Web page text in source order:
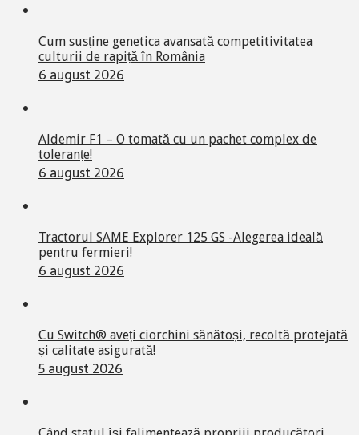
Cum susține genetica avansată competitivitatea
culturii de rapiță în România
6 august 2026
Aldemir F1 – O tomată cu un pachet complex de
toleranțe!
6 august 2026
Tractorul SAME Explorer 125 GS -Alegerea ideală
pentru fermieri!
6 august 2026
Cu Switch® aveți ciorchini sănătoși, recoltă protejată
și calitate asigurată!
5 august 2026